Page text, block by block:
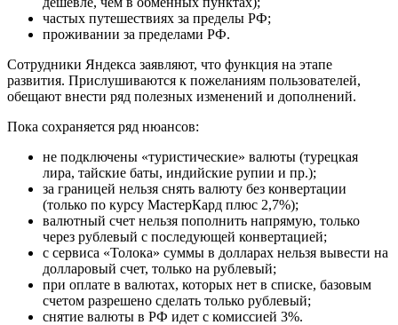
частых путешествиях за пределы РФ;
проживании за пределами РФ.
Сотрудники Яндекса заявляют, что функция на этапе
развития. Прислушиваются к пожеланиям пользователей,
обещают внести ряд полезных изменений и дополнений.
Пока сохраняется ряд нюансов:
не подключены «туристические» валюты (турецкая
лира, тайские баты, индийские рупии и пр.);
за границей нельзя снять валюту без конвертации
(только по курсу МастерКард плюс 2,7%);
валютный счет нельзя пополнить напрямую, только
через рублевый с последующей конвертацией;
с сервиса «Толока» суммы в долларах нельзя вывести на
долларовый счет, только на рублевый;
при оплате в валютах, которых нет в списке, базовым
счетом разрешено сделать только рублевый;
снятие валюты в РФ идет с комиссией 3%.